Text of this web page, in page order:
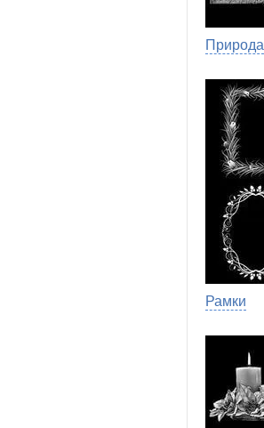
Природа
Рамки